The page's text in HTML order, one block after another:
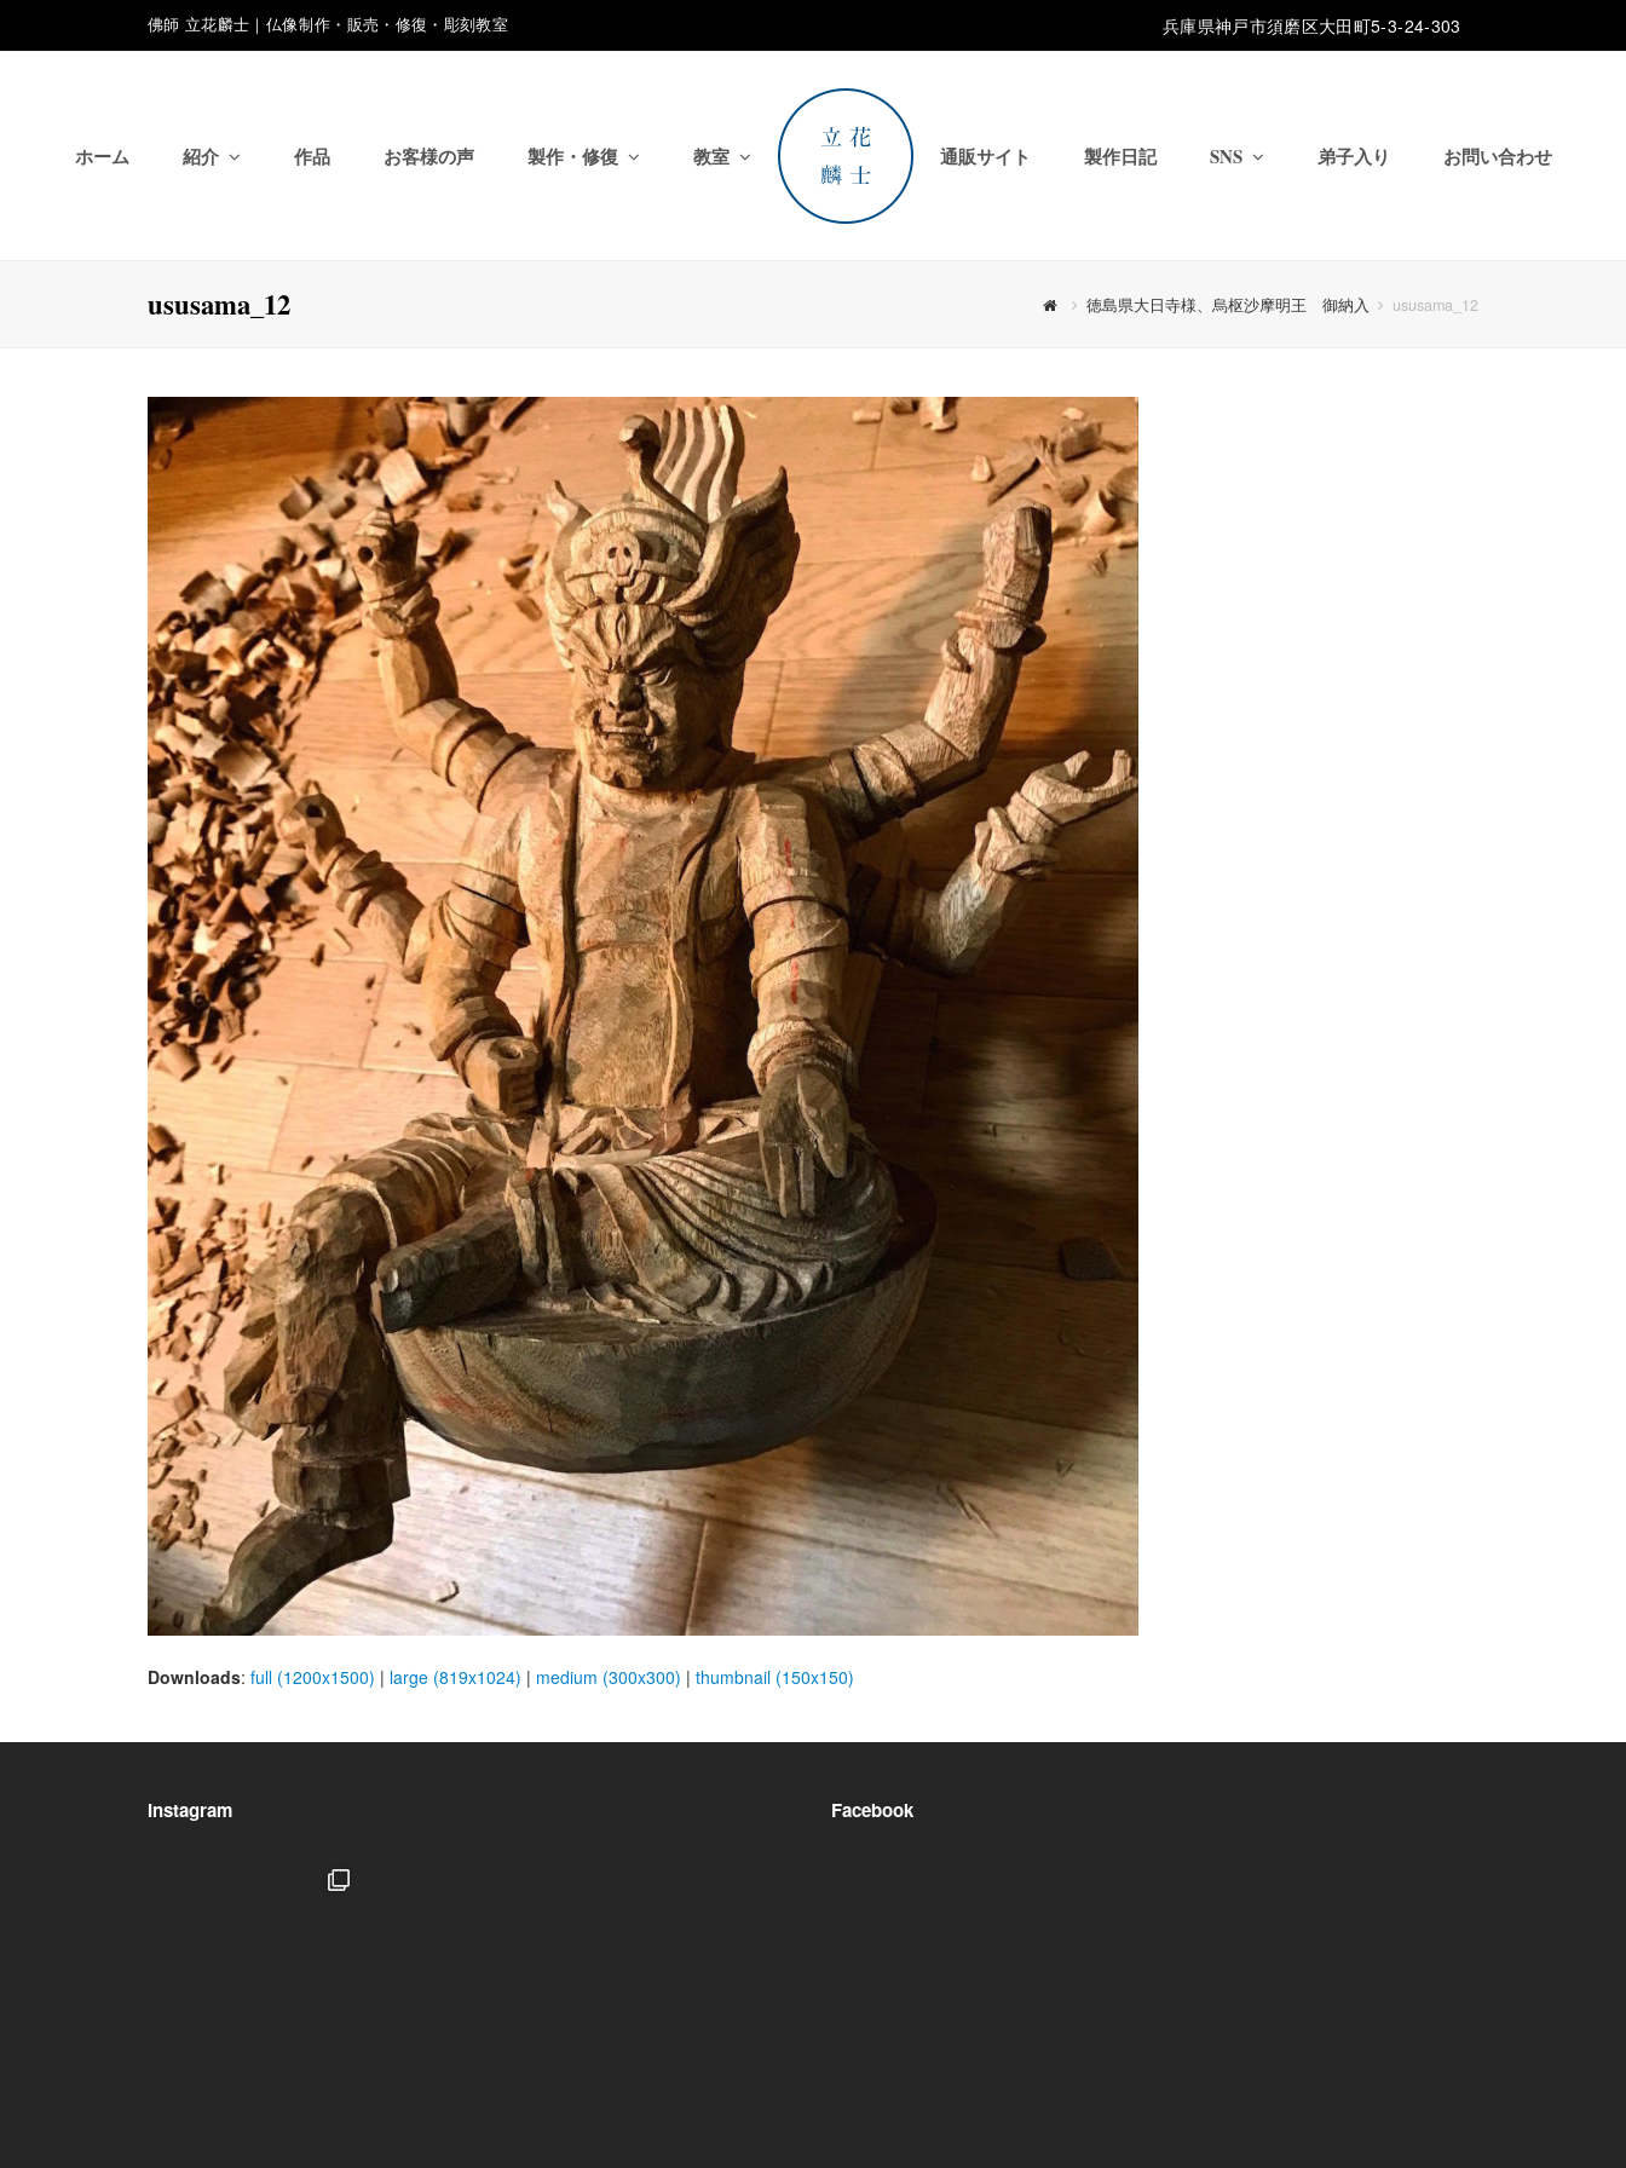
佛師 立花麟士｜仏像制作・販売・修復・彫刻教室 兵庫県神戸市須磨区大田町5-3-24-303
ホーム 紹介 作品 お客様の声 製作・修復 教室 通販サイト 製作日記 SNS 弟子入り お問い合わせ
ususama_12 徳島県大日寺様、烏枢沙摩明王 御納入 ususama_12
Downloads: full (1200x1500) | large (819x1024) | medium (300x300) | thumbnail (150x150)
Instagram Facebook